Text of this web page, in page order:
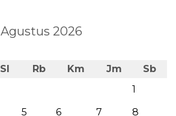
Agustus 2026
Sl Rb Km Jm
Sb
1
5 6 7
8